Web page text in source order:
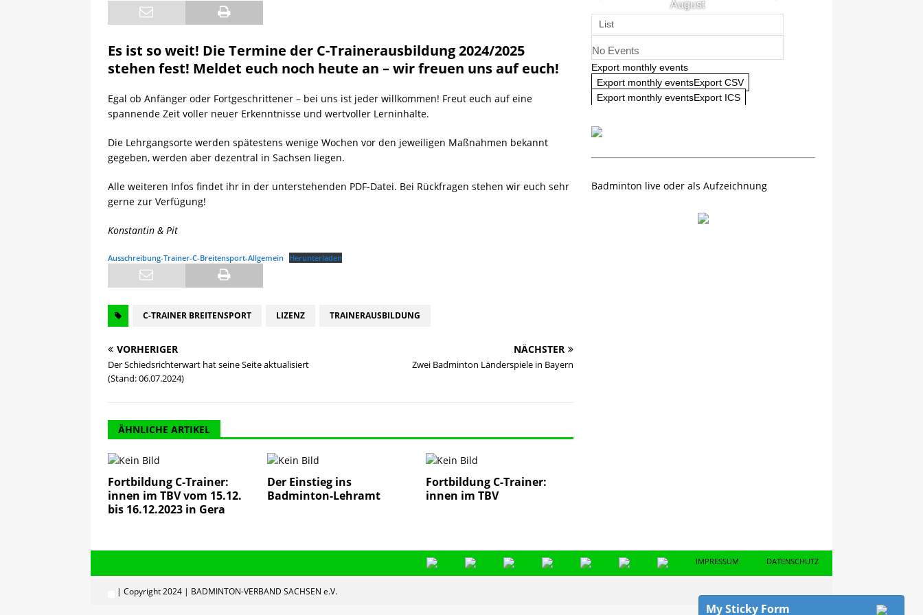
[ 13.05.2025 ]
Es ist so weit! Die Termine der C-Trainerausbildung 2024/2025
stehen fest! Meldet euch noch heute an – wir freuen uns auf euch!
Egal ob Anfänger oder Fortgeschrittener – bei uns ist jeder willkommen! Freut euch auf eine
spannende Zeit voller neuer Erkenntnisse und wertvoller Lerninhalte.
Die Lehrgangsorte werden spätestens wenige Wochen vor den jeweiligen Maßnahmen bekannt
gegeben, werden aber dezentral in Sachsen liegen.
Alle weiteren Infos findet ihr in der unterstehenden PDF-Datei. Bei Rückfragen stehen wir euch sehr
gerne zur Verfügung!
Konstantin & Pit
Ausschreibung-Trainer-C-Breitensport-Allgemein Herunterladen
C-TRAINER BREITENSPORT LIZENZ TRAINERAUSBILDUNG
VORHERIGER
Der Schiedsrichterwart hat seine Seite aktualisiert
(Stand: 06.07.2024)
NÄCHSTER
Zwei Badminton Länderspiele in Bayern
ÄHNLICHE ARTIKEL
Fortbildung C-Trainer:
innen im TBV vom 15.12.
bis 16.12.2023 in Gera
Der Einstieg ins
Badminton-Lehramt
Fortbildung C-Trainer:
innen im TBV
August
List
No Events
Export monthly events
Export monthly eventsExport CSV
Export monthly eventsExport ICS
Badminton live oder als Aufzeichnung
IMPRESSUM DATENSCHUTZ
| Copyright 2024 | BADMINTON-VERBAND SACHSEN e.V.
My Sticky Form